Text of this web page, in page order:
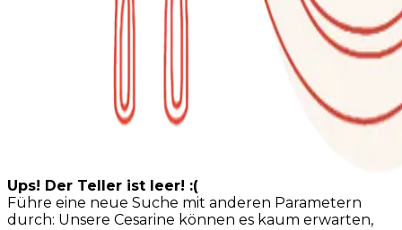
Ups! Der Teller ist leer! :(
Führe eine neue Suche mit anderen Parametern
durch: Unsere Cesarine können es kaum erwarten,